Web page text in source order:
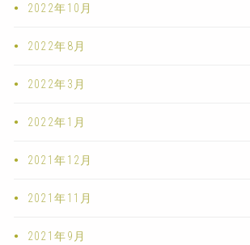
2022年10月
2022年8月
2022年3月
2022年1月
2021年12月
2021年11月
2021年9月